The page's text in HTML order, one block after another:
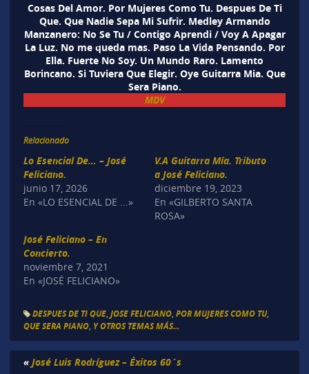
Cosas Del Amor. Por Mujeres Como Tu. Despues De Ti
Que. Que Nadie Sepa Mi Sufrir. Medley Armando
Manzanero: No Se Tu / Contigo Aprendi / Voy A Apagar
La Luz. No me queda mas. Paso La Vida Pensando. Por
Ella. Fuerte No Soy. Un Mundo Raro. Lamento
Borincano. Si Tuviera Que Elegir. Oye Guitarra Mia. Que
Sera Piano.
MDV
Relacionado
Lo Esencial De… – José
Feliciano.
junio 17, 2026
En «LO ESENCIAL DE ...»
V.A Guitarra Mía. Tributo
a José Feliciano.
diciembre 19, 2023
En «GILBERTO SANTA
ROSA»
José Feliciano – En
Concierto.
noviembre 7, 2021
En «JOSÉ FELICIANO»
DESPUES DE TI QUE, JOSE FELICIANO, POR MUJERES COMO TU,
QUE SERA PIANO, Y OTROS TEMAS MÁS...
« José Luis Rodríguez – Éxitos 60´s